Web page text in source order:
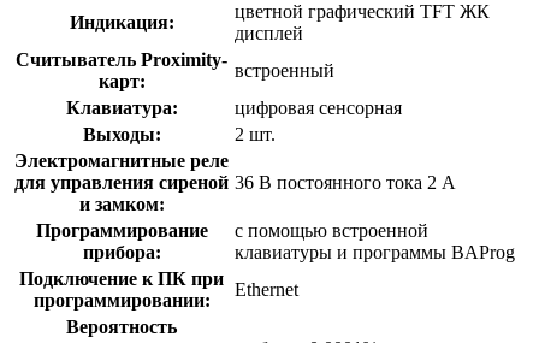
Индикация:
цветной графический TFT ЖК
дисплей
Считыватель Proximity-
карт:
встроенный
Клавиатура:
цифровая сенсорная
Выходы:
2 шт.
Электромагнитные реле
для управления сиреной
и замком:
36 В постоянного тока 2 А
Программирование
прибора:
с помощью встроенной
клавиатуры и программы BAProg
Подключение к ПК при
программировании:
Ethernet
Вероятность